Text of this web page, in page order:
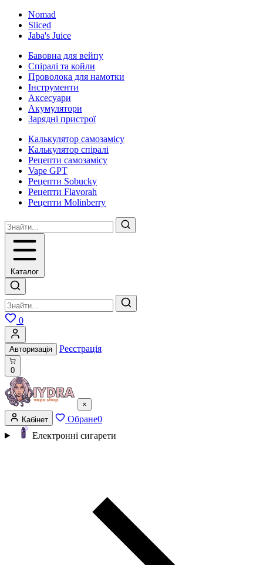
Nomad
Sliced
Jaba's Juice
Бавовна для вейпу
Спіралі та койли
Проволока для намотки
Інструменти
Аксесуари
Акумулятори
Зарядні пристрої
Калькулятор самозамісу
Калькулятор спіралі
Рецепти самозамісу
Vape GPT
Рецепти Sobucky
Рецепти Flavorah
Рецепти Molinberry
Каталог
0
Авторизація Реєстрація
0
×
Кабінет
Обране0
Електронні сигарети